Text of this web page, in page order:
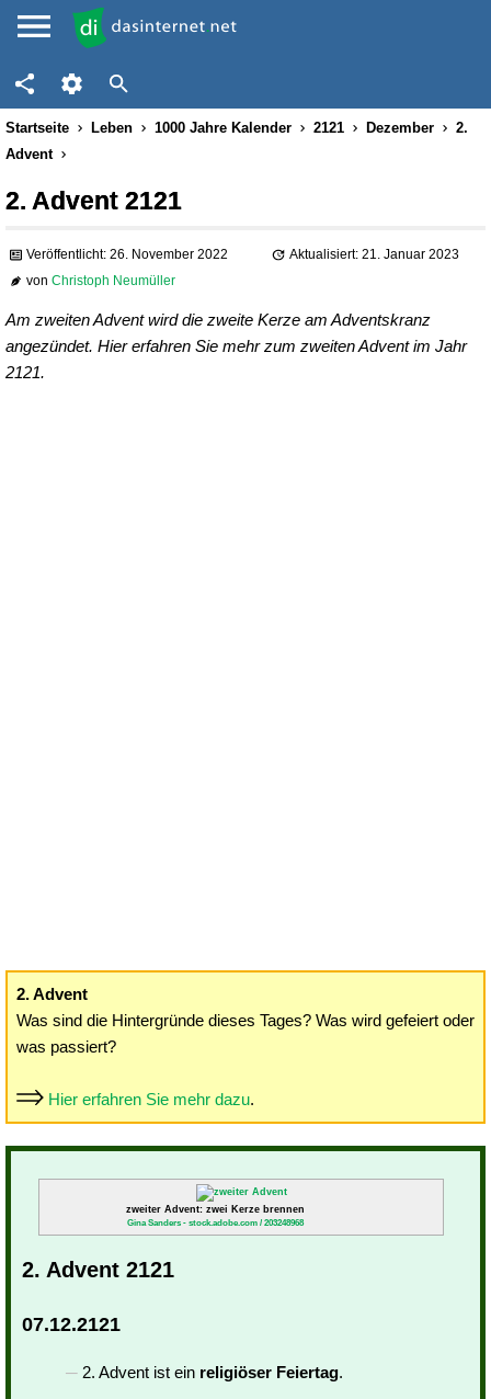
Startseite Leben 1000 Jahre Kalender 2121 Dezember
2.
Advent
2. Advent 2121
Veröffentlicht: 26. November 2022
Aktualisiert: 21. Januar 2023
vonChristoph Neumüller
Am zweiten Advent wird die zweite Kerze am Adventskranz
angezündet. Hier erfahren Sie mehr zum zweiten Advent im Jahr
2121.
2. Advent
Was sind die Hintergründe dieses Tages? Was wird gefeiert oder
was passiert?
Hier erfahren Sie mehr dazu.
zweiter Advent: zwei Kerze brennen
Gina Sanders - stock.adobe.com / 203248968
2. Advent 2121
07.12.2121
2. Advent ist ein religiöser Feiertag.